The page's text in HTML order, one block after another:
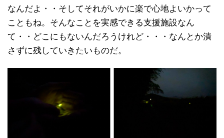
なんだよ・・そしてそれがいかに楽で心地よいかって
こともね。そんなことを実感できる支援施設なん
て・・どこにもないんだろうけれど・・・なんとか潰
さずに残していきたいものだ。